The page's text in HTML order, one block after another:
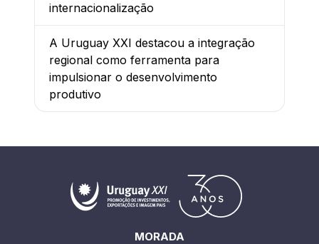
internacionalização
A Uruguay XXI destacou a integração
regional como ferramenta para
impulsionar o desenvolvimento
produtivo
MORADA